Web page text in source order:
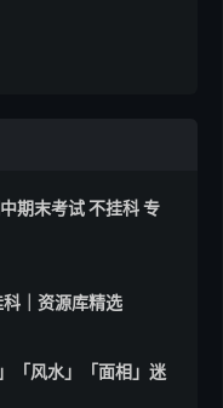
期末考试 不挂科 专
｜资源库精选
「风水」「面相」迷